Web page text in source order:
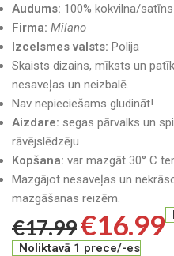
Audums: 100% kokvilna/satīns
Firma: Milano
Izcelsmes valsts: Polija
Skaists dizains, mīksts un
nesaveļas un neizbalē.
Nav nepieciešams gludināt!
Aizdare: segas pārvalks un
rāvējslēdzēju
Kopšana: var mazgāt 30° C
Mazgājot nesaveļas un
mazgāšanas reizēm.
€17.99€16.99
Noliktavā 1 prece/-es